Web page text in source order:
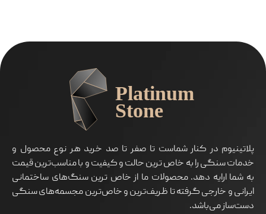
پلاتینیوم در کنار شماست تا صفر تا صد خرید هر نوع محصول و
خدمات سنگی را به خاص ترین حالت و کیفیت و با مناسب‌ترین قیمت
به شما ارايه دهد. محصولات ما از خاص ترین سنگ‌های ساختمانی
ایرانی و خارجی گرفته تا ظریف‌ترین و خاص‌ترین مجسمه‌های سنگی
دست‌ساز می‌باشد.